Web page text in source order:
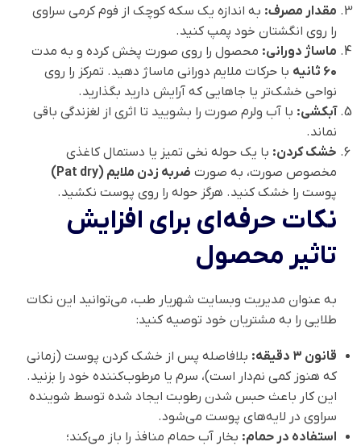
مقدار مصرف: به اندازه یک سکه کوچک از فوم کرمی سراوی
را روی انگشتان خود پمپ کنید.
ماساژ دورانی: محصول را روی صورت پخش کرده و به مدت
۶۰ ثانیه
با حرکات ملایم دورانی ماساژ دهید. تمرکز را روی
نواحی خشک‌تر یا جاهایی که آرایش دارید بگذارید.
آبکشی: با آب ولرم صورت را بشویید تا اثری از لغزندگی باقی
نماند.
خشک کردن: با یک حوله نخی تمیز یا دستمال کاغذی
مخصوص صورت، به صورت ضربه زدن ملایم (Pat dry)
پوست را خشک کنید. هرگز حوله را روی پوست نکشید.
نکات حرفه‌ای برای افزایش
تاثیر محصول
به عنوان مدیریت وبسایت شهریار طب، می‌توانید این نکات
طلایی را به مشتریان خود توصیه کنید:
قانون ۳ دقیقه:
بلافاصله پس از خشک کردن پوست (زمانی
که هنوز کمی نم‌دار است)، سرم یا مرطوب‌کننده خود را بزنید.
این کار باعث حبس شدن رطوبت ایجاد شده توسط شوینده
سراوی در لایه‌های پوست می‌شود.
استفاده در حمام: بخار آب حمام منافذ را باز می‌کند؛